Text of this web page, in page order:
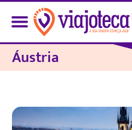
Áustria